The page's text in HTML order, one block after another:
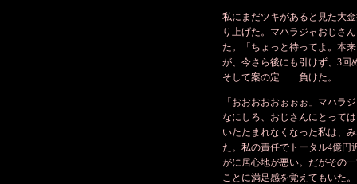
私にまだツキがあると見た大
り上げた。マハラジャおじさ
た。「ちょっと待ってよ。本
が、今さら後にも引けず、3
そして案の定……負けた。
「おおおおおぉぉぉ」マハラ
なにしろ、おじさんにとって
いたたまれなくなった私は、
た。私の責任でトータル4億円
がに居心地が悪い。だがその
ことに満足感を覚えてもいた。